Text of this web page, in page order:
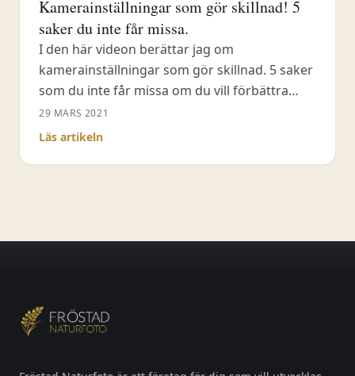
Kamerainställningar som gör skillnad! 5
saker du inte får missa.
I den här videon berättar jag om
kamerainställningar som gör skillnad. 5 saker
som du inte får missa om du vill förbättra
dina naturfotografier! #kamerainställningar
Kamerainställningar är viktiga för hur bilden
29 MARS 2021
Läs artikeln